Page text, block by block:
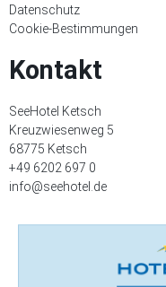
Datenschutz
Cookie-Bestimmungen
Kontakt
SeeHotel Ketsch
Kreuzwiesenweg 5
68775 Ketsch
+49 6202 697 0
info@seehotel.de